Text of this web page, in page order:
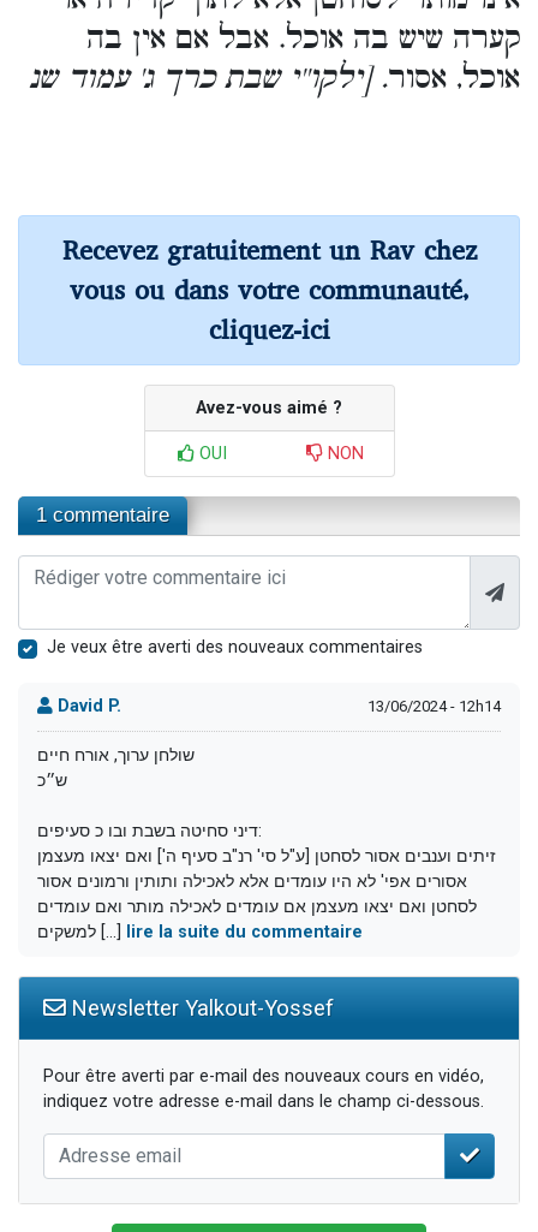
קערה שיש בה אוכל. אבל אם אין בה
אוכל, אסור. [ילקו''י שבת כרך ג' עמוד שנ
Recevez gratuitement un Rav chez
vous ou dans votre communauté,
cliquez-ici
Avez-vous aimé ?
OUI NON
1 commentaire
Je veux être averti des nouveaux commentaires
David P. 13/06/2024 - 12h14
שולחן ערוך, אורח חיים
ש״כ
דיני סחיטה בשבת ובו כ סעיפים:
זיתים וענבים אסור לסחטן [ע"ל סי' רנ"ב סעיף ה'] ואם יצאו מעצמן
אסורים אפי' לא היו עומדים אלא לאכילה ותותין ורמונים אסור
לסחטן ואם יצאו מעצמן אם עומדים לאכילה מותר ואם עומדים
למשקים [...]
lire la suite du commentaire
Newsletter Yalkout-Yossef
Pour être averti par e-mail des nouveaux cours en vidéo,
indiquez votre adresse e-mail dans le champ ci-dessous.